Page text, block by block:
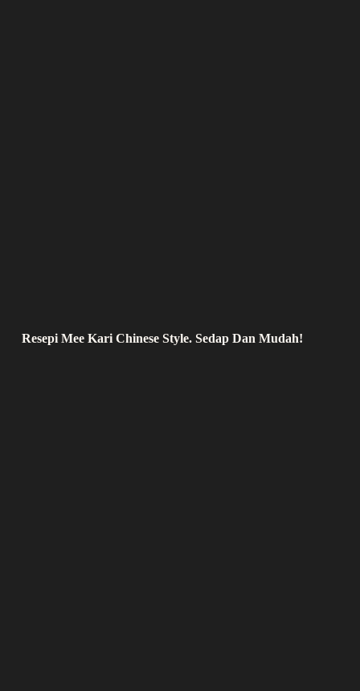
Resepi Mee Kari Chinese Style. Sedap Dan Mudah!